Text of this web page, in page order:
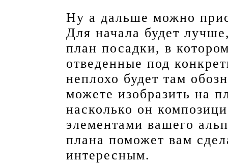
Ну а дальше можно
Для начала будет
план посадки, в
отведенные под
неплохо будет там
можете изобразить на
насколько он
элементами вашего
плана поможет вам
интересным.